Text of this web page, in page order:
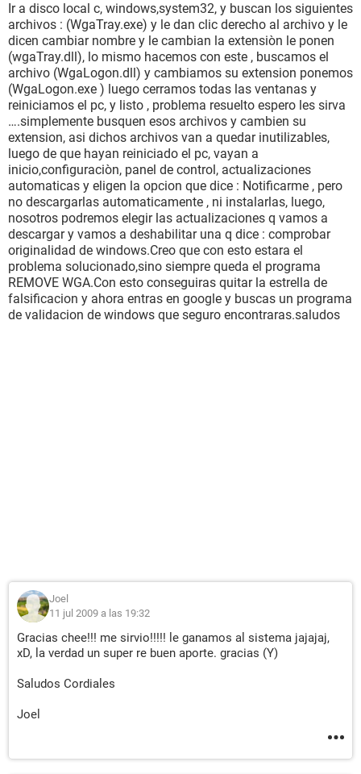
Ir a disco local c, windows,system32, y buscan los siguientes
archivos : (WgaTray.exe) y le dan clic derecho al archivo y le
dicen cambiar nombre y le cambian la extensiòn le ponen
(wgaTray.dll), lo mismo hacemos con este , buscamos el
archivo (WgaLogon.dll) y cambiamos su extension ponemos
(WgaLogon.exe ) luego cerramos todas las ventanas y
reiniciamos el pc, y listo , problema resuelto espero les sirva
….simplemente busquen esos archivos y cambien su
extension, asi dichos archivos van a quedar inutilizables,
luego de que hayan reiniciado el pc, vayan a
inicio,configuraciòn, panel de control, actualizaciones
automaticas y eligen la opcion que dice : Notificarme , pero
no descargarlas automaticamente , ni instalarlas, luego,
nosotros podremos elegir las actualizaciones q vamos a
descargar y vamos a deshabilitar una q dice : comprobar
originalidad de windows.Creo que con esto estara el
problema solucionado,sino siempre queda el programa
REMOVE WGA.Con esto conseguiras quitar la estrella de
falsificacion y ahora entras en google y buscas un programa
de validacion de windows que seguro encontraras.saludos
Joel
11 jul 2009 a las 19:32
Gracias chee!!! me sirvio!!!!! le ganamos al sistema jajajaj,
xD, la verdad un super re buen aporte. gracias (Y)
Saludos Cordiales
Joel